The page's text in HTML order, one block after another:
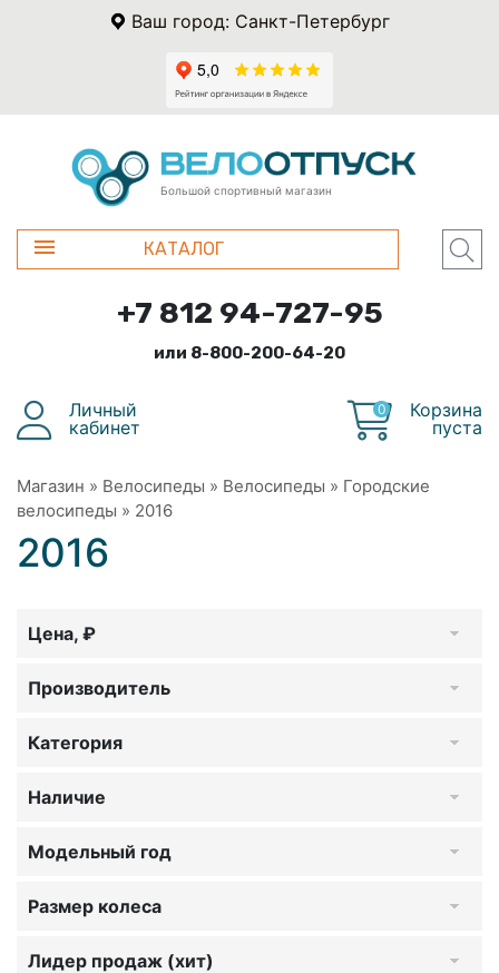
Ваш город: Санкт-Петербург
Большой спортивный магазин
КАТАЛОГ
+7 812 94-727-95
или 8-800-200-64-20
Личный
кабинет
0
Корзина
пуста
Магазин » Велосипеды » Велосипеды » Городские
велосипеды » 2016
2016
Цена, ₽
Производитель
Категория
Наличие
Модельный год
Размер колеса
Лидер продаж (хит)